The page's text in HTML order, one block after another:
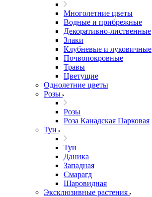
Многолетние цветы
Водные и прибрежные
Декоративно-лиственные
Злаки
Клубневые и луковичные
Почвопокровные
Травы
Цветущие
Однолетние цветы
Розы
Розы
Роза Канадская Парковая
Туи
Туи
Даника
Западная
Смарагд
Шаровидная
Эксклюзивные растения